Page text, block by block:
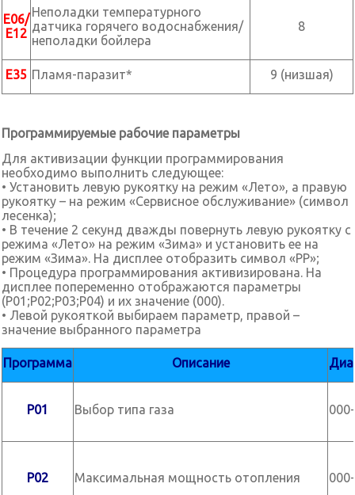
Е06/
Е12
Неполадки температурного
датчика горячего водоснабжения/
неполадки бойлера
8
Е35 Пламя-паразит* 9 (низшая)
Программируемые рабочие параметры
Для активизации функции программирования
необходимо выполнить следующее:
• Установить левую рукоятку на режим «Лето», а правую
рукоятку – на режим «Сервисное обслуживание» (символ
лесенка);
• В течение 2 секунд дважды повернуть левую рукоятку с
режима «Лето» на режим «Зима» и установить ее на
режим «Зима». На дисплее отобразить символ «РР»;
• Процедура программирования активизирована. На
дисплее попеременно отображаются параметры
(Р01;Р02;Р03;Р04) и их значение (000).
• Левой рукояткой выбираем параметр, правой –
значение выбранного параметра
Программа Описание
Р01 Выбор типа газа
Р02 Максимальная мощность отопления